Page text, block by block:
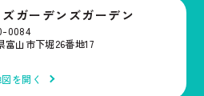
ガーデンズガーデン
0084
富山市下堀26番地17
を開く